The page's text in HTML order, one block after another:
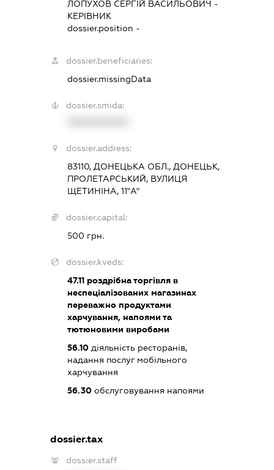
ЛОПУХОВ СЕРГІЙ ВАСИЛЬОВИЧ -
КЕРІВНИК
dossier.position -
dossier.beneficiaries:
dossier.missingData
dossier.smida:
dossier.address:
83110, ДОНЕЦЬКА ОБЛ., ДОНЕЦЬК,
ПРОЛЕТАРСЬКИЙ, ВУЛИЦЯ
ЩЕТИНІНА, 11"А"
dossier.capital:
500 грн.
dossier.kveds:
47.11роздрібна торгівля в
неспеціалізованих магазинах
переважно продуктами
харчування, напоями та
тютюновими виробами
56.10діяльність ресторанів,
надання послуг мобільного
харчування
56.30обслуговування напоями
dossier.tax
dossier.staff